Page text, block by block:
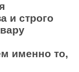
и строго
именно то,